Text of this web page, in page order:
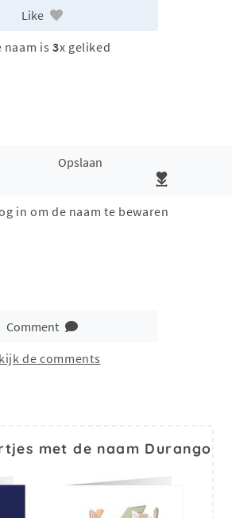
Like
naam is 3x geliked
Opslaan
in om de naam te bewaren
Comment
de comments
met de naam Durango